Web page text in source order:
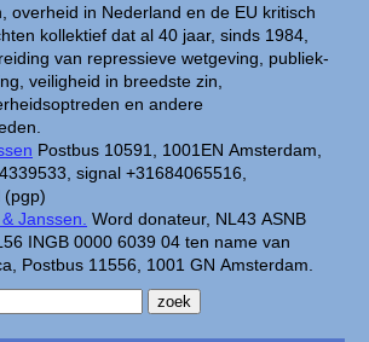
overheid in Nederland en de EU kritisch
kollektief dat al 40 jaar, sinds 1984,
van repressieve wetgeving, publiek-
veiligheid in breedste zin,
en andere
Postbus 10591, 1001EN Amsterdam,
signal +31684065516,
(pgp)
Janssen. Word donateur, NL43 ASNB
INGB 0000 6039 04 ten name van
Postbus 11556, 1001 GN Amsterdam.